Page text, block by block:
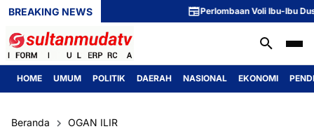
BREAKING NEWS Perlombaan Voli Ibu-Ibu Dusun
HOME UMUM POLITIK DAERAH NASIONAL EKONOMI
Beranda OGAN ILIR